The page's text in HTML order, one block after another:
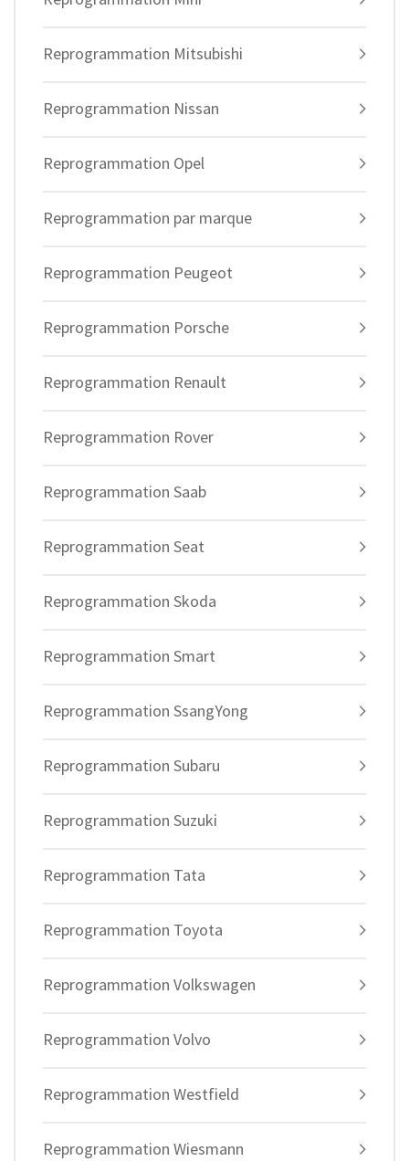
Reprogrammation Mitsubishi
Reprogrammation Nissan
Reprogrammation Opel
Reprogrammation par marque
Reprogrammation Peugeot
Reprogrammation Porsche
Reprogrammation Renault
Reprogrammation Rover
Reprogrammation Saab
Reprogrammation Seat
Reprogrammation Skoda
Reprogrammation Smart
Reprogrammation SsangYong
Reprogrammation Subaru
Reprogrammation Suzuki
Reprogrammation Tata
Reprogrammation Toyota
Reprogrammation Volkswagen
Reprogrammation Volvo
Reprogrammation Westfield
Reprogrammation Wiesmann